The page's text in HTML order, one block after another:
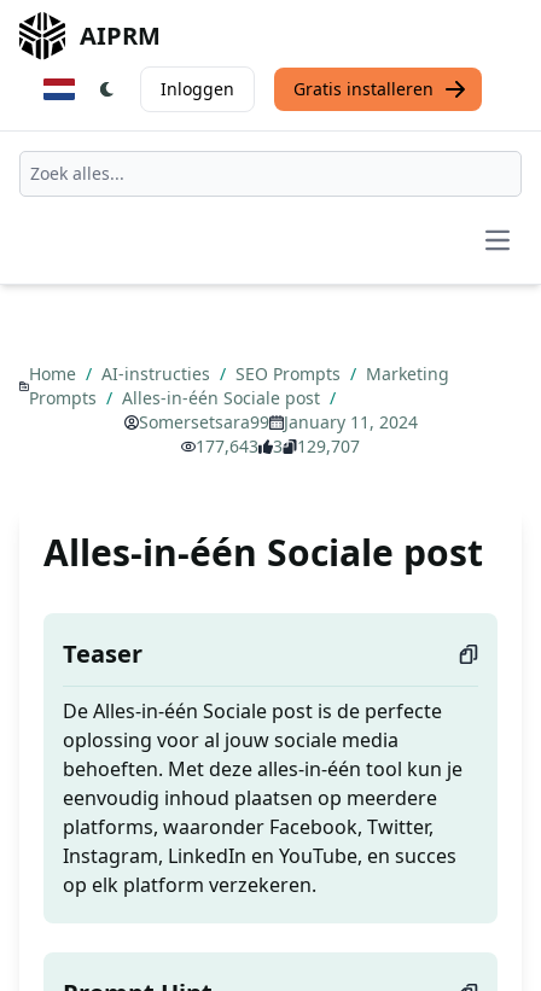
AIPRM
Inloggen Gratis installeren
Home / AI-instructies / SEO Prompts / Marketing
Prompts / Alles-in-één Sociale post /
Somersetsara99
January 11, 2024
177,643
3 129,707
Alles-in-één Sociale post
Teaser
De Alles-in-één Sociale post is de perfecte
oplossing voor al jouw sociale media
behoeften. Met deze alles-in-één tool kun je
eenvoudig inhoud plaatsen op meerdere
platforms, waaronder Facebook, Twitter,
Instagram, LinkedIn en YouTube, en succes
op elk platform verzekeren.